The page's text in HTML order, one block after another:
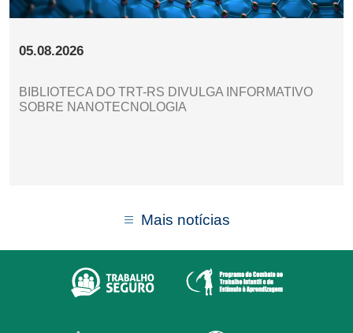
05.08.2026
BIBLIOTECA DO TRT-RS DIVULGA INFORMATIVO
SOBRE NANOTECNOLOGIA
Mais notícias